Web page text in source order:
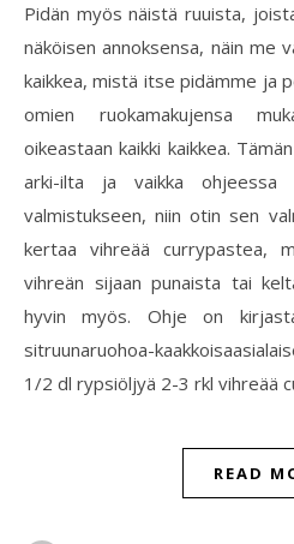
Pidän myös näistä ruuista,
näköisen annoksensa, näin me
kaikkea, mistä itse pidämme ja
omien ruokamakujensa
oikeastaan kaikki kaikkea.
arki-ilta ja vaikka ohjeessa
valmistukseen, niin otin sen
kertaa vihreää currypastea,
vihreän sijaan punaista tai
hyvin myös. Ohje on
sitruunaruohoa-
1/2 dl rypsiöljyä 2-3 rkl vihreää
READ